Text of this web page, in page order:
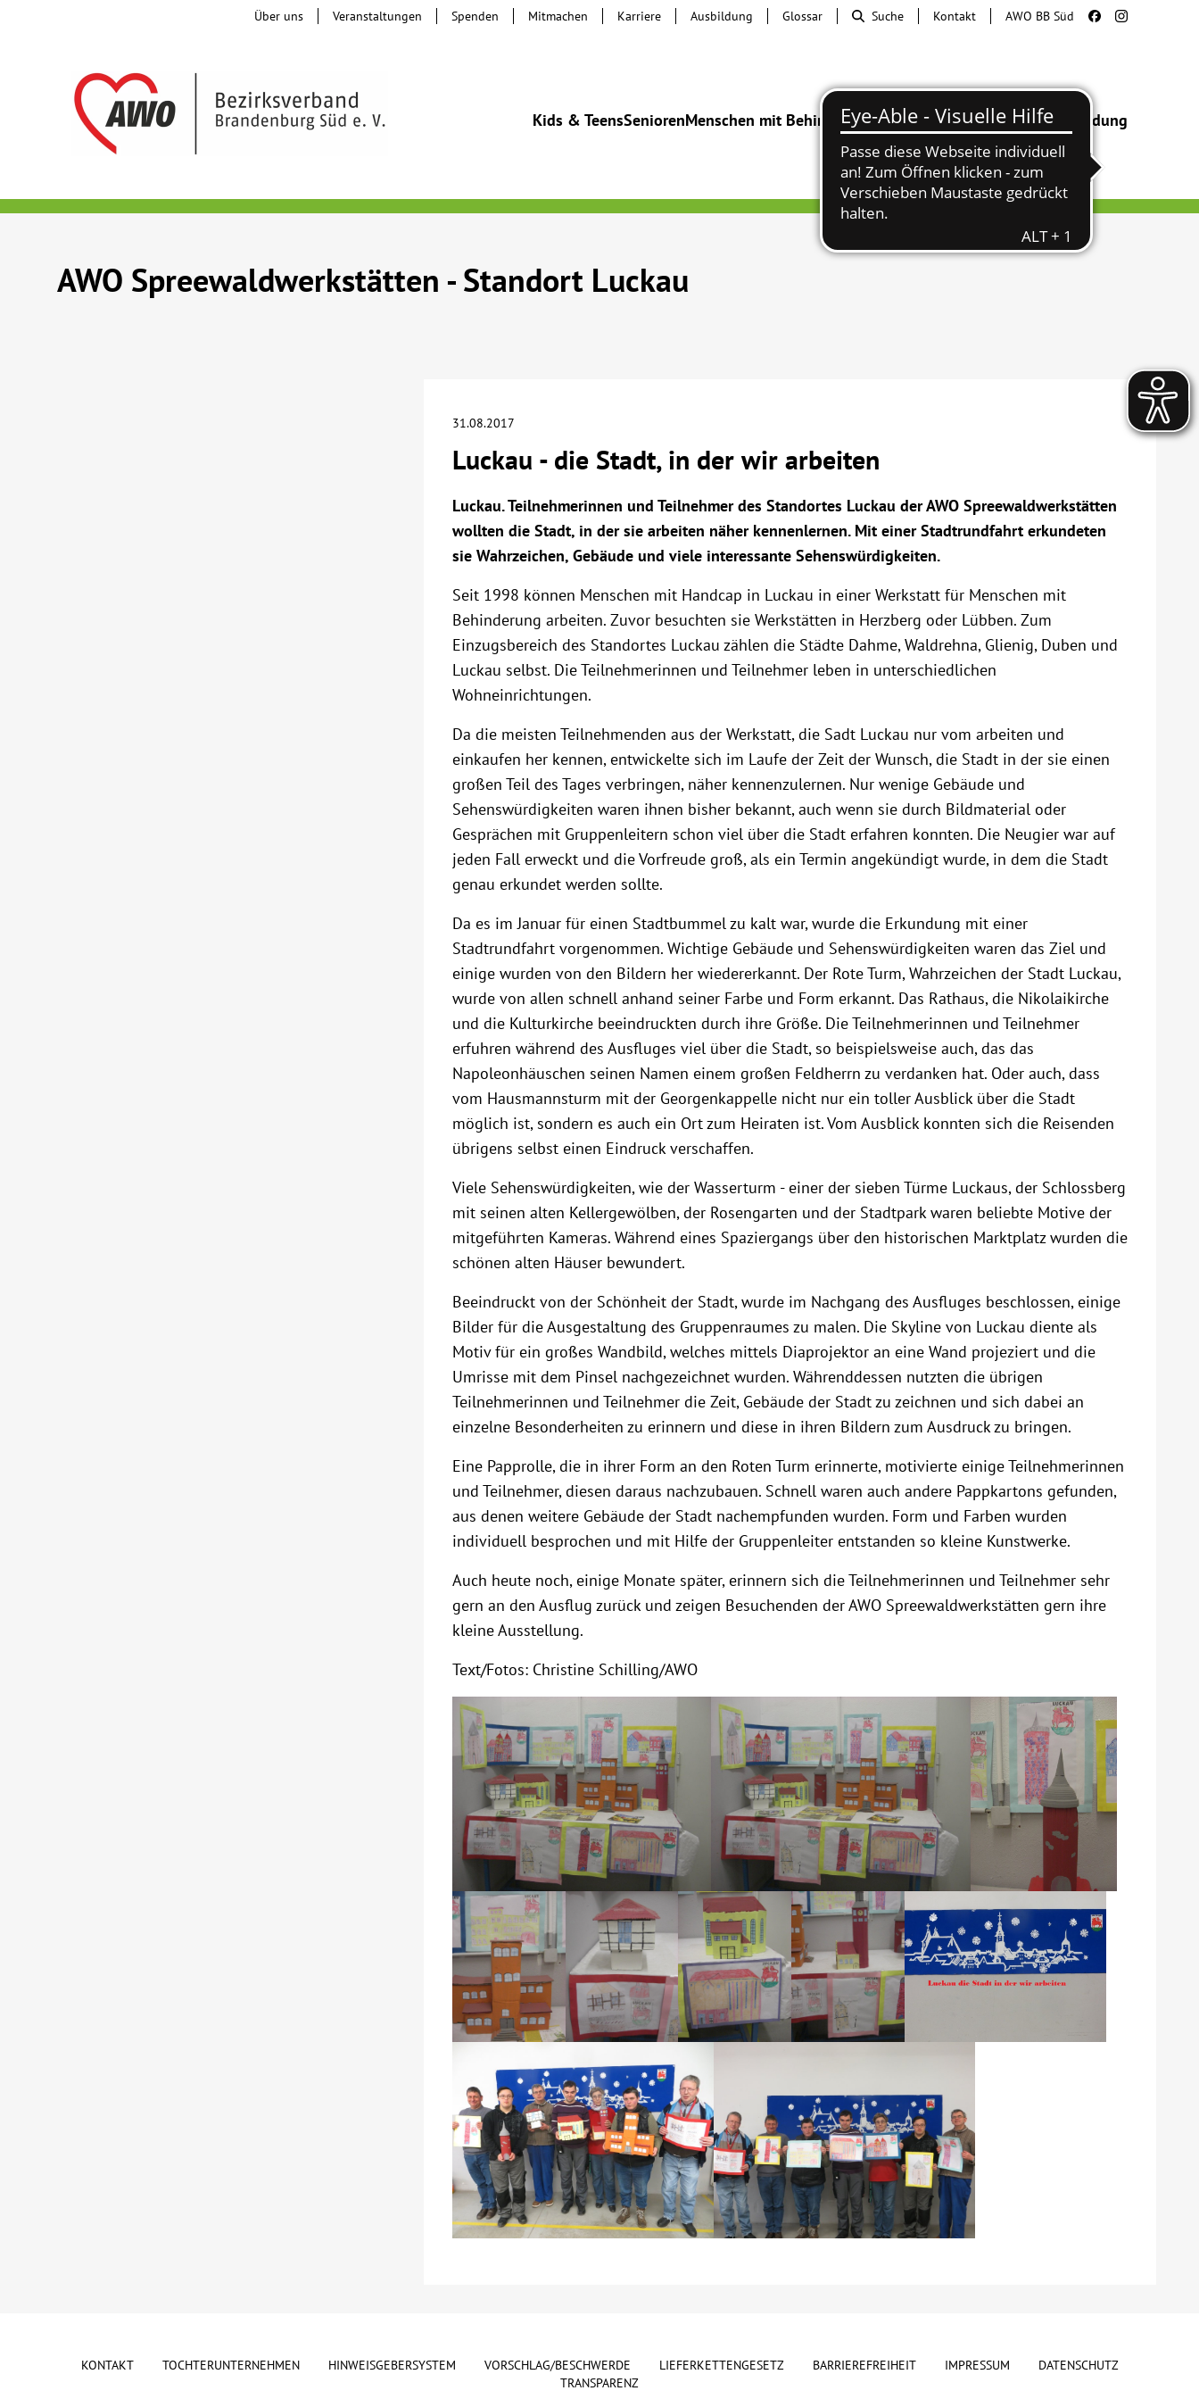
Kids & TeensSeniorenMenschen mit BehinderungBeratung & HilfeBegegnung Bildung
Über uns Veranstaltungen Spenden Mitmachen Karriere Ausbildung Glossar Suche Kontakt AWO BB Süd
AWO Spreewaldwerkstätten - Standort Luckau
31.08.2017
Luckau - die Stadt, in der wir arbeiten
Luckau. Teilnehmerinnen und Teilnehmer des Standortes Luckau der AWO Spreewaldwerkstätten
wollten die Stadt, in der sie arbeiten näher kennenlernen. Mit einer Stadtrundfahrt erkundeten
sie Wahrzeichen, Gebäude und viele interessante Sehenswürdigkeiten.
Seit 1998 können Menschen mit Handcap in Luckau in einer Werkstatt für Menschen mit
Behinderung arbeiten. Zuvor besuchten sie Werkstätten in Herzberg oder Lübben. Zum
Einzugsbereich des Standortes Luckau zählen die Städte Dahme, Waldrehna, Glienig, Duben und
Luckau selbst. Die Teilnehmerinnen und Teilnehmer leben in unterschiedlichen
Wohneinrichtungen.
Da die meisten Teilnehmenden aus der Werkstatt, die Sadt Luckau nur vom arbeiten und
einkaufen her kennen, entwickelte sich im Laufe der Zeit der Wunsch, die Stadt in der sie einen
großen Teil des Tages verbringen, näher kennenzulernen. Nur wenige Gebäude und
Sehenswürdigkeiten waren ihnen bisher bekannt, auch wenn sie durch Bildmaterial oder
Gesprächen mit Gruppenleitern schon viel über die Stadt erfahren konnten. Die Neugier war auf
jeden Fall erweckt und die Vorfreude groß, als ein Termin angekündigt wurde, in dem die Stadt
genau erkundet werden sollte.
Da es im Januar für einen Stadtbummel zu kalt war, wurde die Erkundung mit einer
Stadtrundfahrt vorgenommen. Wichtige Gebäude und Sehenswürdigkeiten waren das Ziel und
einige wurden von den Bildern her wiedererkannt. Der Rote Turm, Wahrzeichen der Stadt Luckau,
wurde von allen schnell anhand seiner Farbe und Form erkannt. Das Rathaus, die Nikolaikirche
und die Kulturkirche beeindruckten durch ihre Größe. Die Teilnehmerinnen und Teilnehmer
erfuhren während des Ausfluges viel über die Stadt, so beispielsweise auch, das das
Napoleonhäuschen seinen Namen einem großen Feldherrn zu verdanken hat. Oder auch, dass
vom Hausmannsturm mit der Georgenkappelle nicht nur ein toller Ausblick über die Stadt
möglich ist, sondern es auch ein Ort zum Heiraten ist. Vom Ausblick konnten sich die Reisenden
übrigens selbst einen Eindruck verschaffen.
Viele Sehenswürdigkeiten, wie der Wasserturm - einer der sieben Türme Luckaus, der Schlossberg
mit seinen alten Kellergewölben, der Rosengarten und der Stadtpark waren beliebte Motive der
mitgeführten Kameras. Während eines Spaziergangs über den historischen Marktplatz wurden die
schönen alten Häuser bewundert.
Beeindruckt von der Schönheit der Stadt, wurde im Nachgang des Ausfluges beschlossen, einige
Bilder für die Ausgestaltung des Gruppenraumes zu malen. Die Skyline von Luckau diente als
Motiv für ein großes Wandbild, welches mittels Diaprojektor an eine Wand projeziert und die
Umrisse mit dem Pinsel nachgezeichnet wurden. Währenddessen nutzten die übrigen
Teilnehmerinnen und Teilnehmer die Zeit, Gebäude der Stadt zu zeichnen und sich dabei an
einzelne Besonderheiten zu erinnern und diese in ihren Bildern zum Ausdruck zu bringen.
Eine Papprolle, die in ihrer Form an den Roten Turm erinnerte, motivierte einige Teilnehmerinnen
und Teilnehmer, diesen daraus nachzubauen. Schnell waren auch andere Pappkartons gefunden,
aus denen weitere Gebäude der Stadt nachempfunden wurden. Form und Farben wurden
individuell besprochen und mit Hilfe der Gruppenleiter entstanden so kleine Kunstwerke.
Auch heute noch, einige Monate später, erinnern sich die Teilnehmerinnen und Teilnehmer sehr
gern an den Ausflug zurück und zeigen Besuchenden der AWO Spreewaldwerkstätten gern ihre
kleine Ausstellung.
Text/Fotos: Christine Schilling/AWO
KONTAKT TOCHTERUNTERNEHMEN HINWEISGEBERSYSTEM VORSCHLAG/BESCHWERDE LIEFERKETTENGESETZ BARRIEREFREIHEIT IMPRESSUM
DATENSCHUTZ
TRANSPARENZ